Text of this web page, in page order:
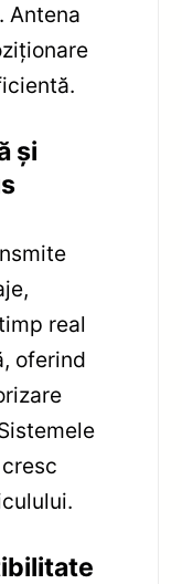
Antena
și
real
oferind